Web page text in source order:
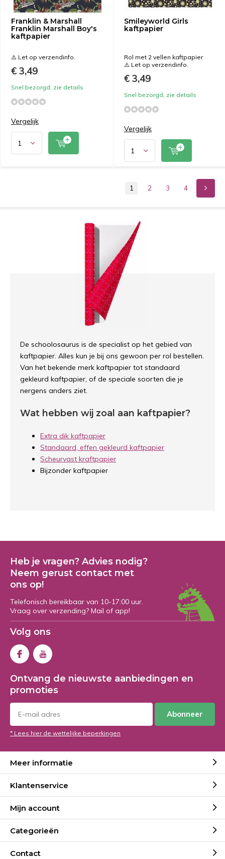
Franklin & Marshall
Franklin Marshall Boy's
kaftpapier
⚠️ Let op verzendinfo.
€ 3,49
Snel bezorgd, zie details
Vergelijk
Smileyworld Girls
kaftpapier
Rol met 2 vellen kaftpapier
⚠️ Let op verzendinfo.
€ 3,49
Snel bezorgd, zie details
Vergelijk
1 2 3 4
De schoolosaurus is de specialist op het gebied van
kaftpapier. Alles kun je bij ons gewoon per rol bestellen.
Van het bekende merk kaftpapier tot standaard
gekleurd kaftpapier, of de speciale soorten die je
nergens anders ziet.
Wat hebben wij zoal aan kaftpapier?
Extra dik kaftpapier
Standaard, effen gekleurd kaftpapier
Scheurvast kraftpapier
Bijzonder kaftpapier
Heb je vragen? Advies nodig?
Neem gerust contact met
ons op!
Telefonisch bereikbaar van 10-17:00 uur.
Vraag over verzending? Mail of app!
Volg ons
Ontvang de nieuwste aanbiedingen en
promoties
Abonneer
* Lees hier de wettelijke beperkingen
Meer informatie
Klantenservice
Mijn account
Categorieën
Contact